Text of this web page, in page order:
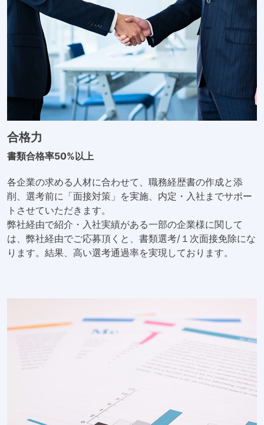
合格力
書類合格率50%以上
各企業の求める人材に合わせて、職務経歴書の作成と添
削、選考前に「面接対策」を実施、内定・入社までサポー
トさせていただきます。
弊社経由で紹介・入社実績がある一部の企業様に関して
は、弊社経由でご応募頂くと、書類選考/１次面接免除にな
ります。結果、高い選考通過率を実現しております。